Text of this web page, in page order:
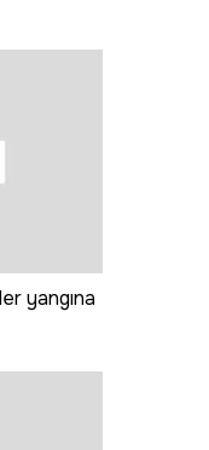
yangına